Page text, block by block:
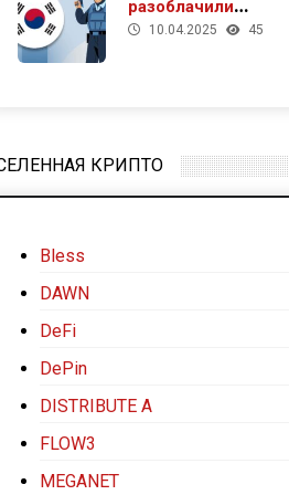
разоблачили
подпольное казино
10.04.2025 45
КРИПТО
Bless
DAWN
DeFi
DePin
DISTRIBUTE A
FLOW3
MEGANET